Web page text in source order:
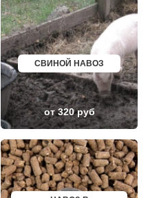
ДОНСКОЙ
СТАРОДУБ
БУТУРЛИНОВКА
ТАЙШЕТ
ГВАРДЕЙСК
СУХИНИЧИ
ОСИННИКИ
МОРОЗОВСК
АЛАПАЕВСК
ИЗОБИЛЬНЫЙ
МОРШАНСК
БУИНСК
ЛИХОСЛАВЛЬ
СУВОРОВ
СНЕЖИНСК
ТЫНДА
СВИНОЙ НАВОЗ
от 320 руб